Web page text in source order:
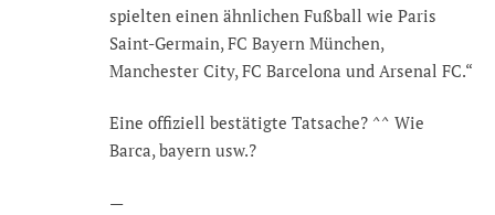
spielten einen ähnlichen Fußball wie Paris
Saint-Germain, FC Bayern München,
Manchester City, FC Barcelona und Arsenal FC.“
Eine offiziell bestätigte Tatsache? ^^ Wie
Barca, bayern usw.?
—